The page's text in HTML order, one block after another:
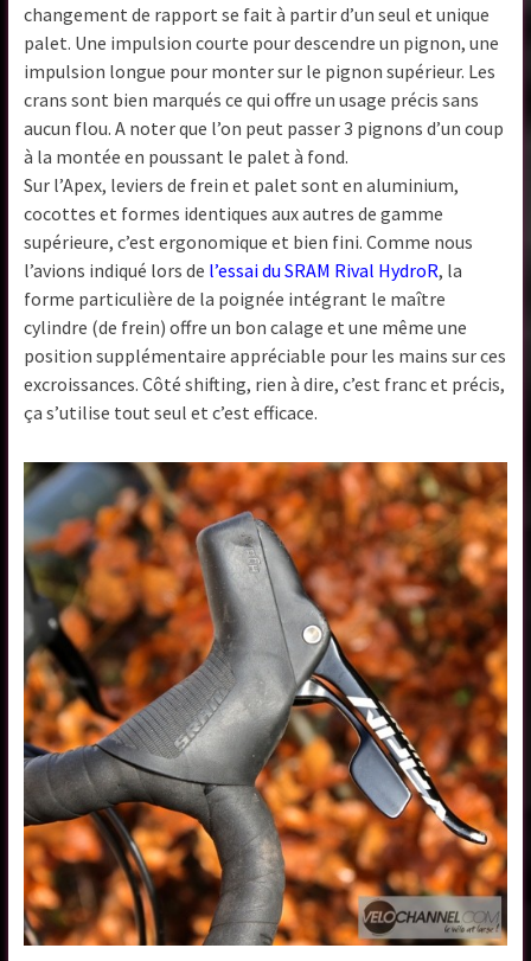
changement de rapport se fait à partir d’un seul et unique
palet. Une impulsion courte pour descendre un pignon, une
impulsion longue pour monter sur le pignon supérieur. Les
crans sont bien marqués ce qui offre un usage précis sans
aucun flou. A noter que l’on peut passer 3 pignons d’un coup
à la montée en poussant le palet à fond.
Sur l’Apex, leviers de frein et palet sont en aluminium,
cocottes et formes identiques aux autres de gamme
supérieure, c’est ergonomique et bien fini. Comme nous
l’avions indiqué lors de l’essai du SRAM Rival HydroR, la
forme particulière de la poignée intégrant le maître
cylindre (de frein) offre un bon calage et une même une
position supplémentaire appréciable pour les mains sur ces
excroissances. Côté shifting, rien à dire, c’est franc et précis,
ça s’utilise tout seul et c’est efficace.